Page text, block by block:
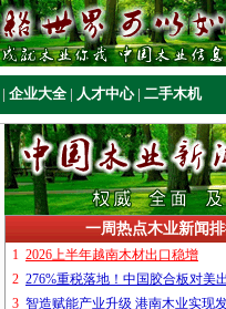
| 企业大全 | 人才中心 | 二手木机